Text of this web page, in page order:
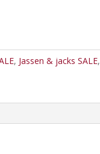
, Jassen & jacks SALE,